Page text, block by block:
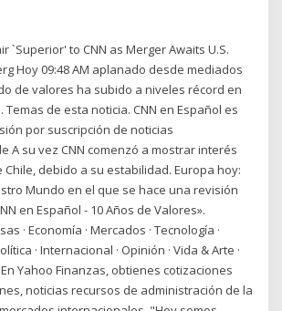
`Superior' to CNN as Merger Awaits U.S.
Hoy 09:48 AM aplanado desde mediados
de valores ha subido a niveles récord en
Temas de esta noticia. CNN en Español es
por suscripción de noticias
A su vez CNN comenzó a mostrar interés
debido a su estabilidad. Europa hoy:
Mundo en el que se hace una revisión
en Español - 10 Años de Valores».
· Economía · Mercados · Tecnología ·
· Internacional · Opinión · Vida & Arte ·
Yahoo Finanzas, obtienes cotizaciones
noticias recursos de administración de la